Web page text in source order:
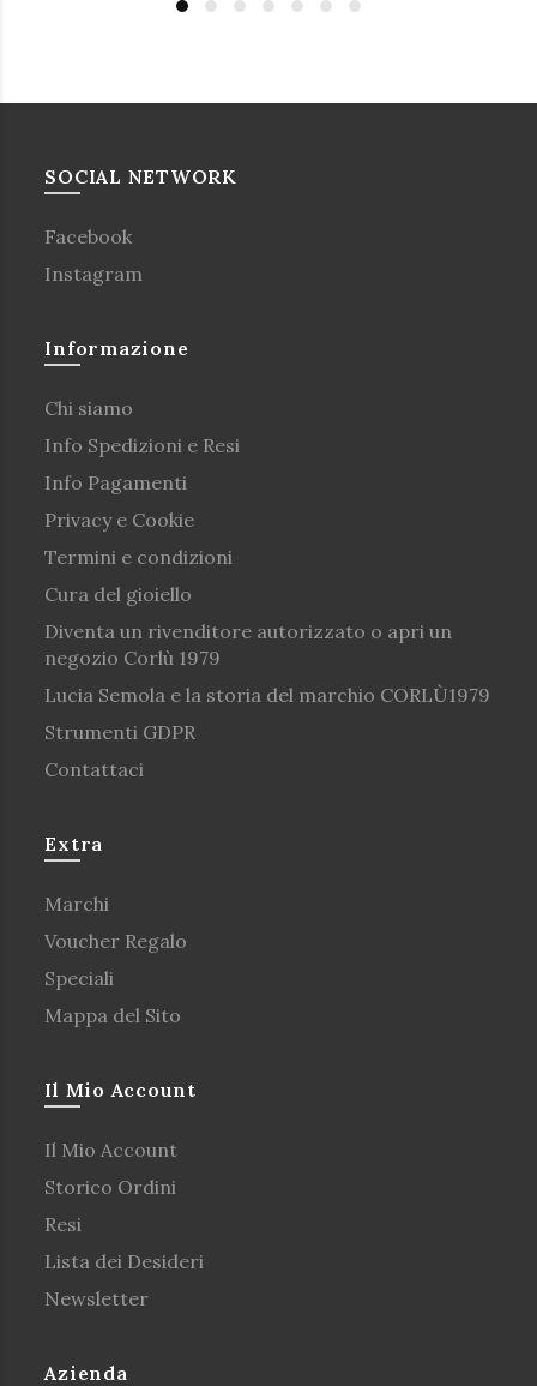
SOCIAL NETWORK
Facebook
Instagram
Informazione
Chi siamo
Info Spedizioni e Resi
Info Pagamenti
Privacy e Cookie
Termini e condizioni
Cura del gioiello
Diventa un rivenditore autorizzato o apri un
negozio Corlù 1979
Lucia Semola e la storia del marchio CORLÙ1979
Strumenti GDPR
Contattaci
Extra
Marchi
Voucher Regalo
Speciali
Mappa del Sito
Il Mio Account
Il Mio Account
Storico Ordini
Resi
Lista dei Desideri
Newsletter
Azienda